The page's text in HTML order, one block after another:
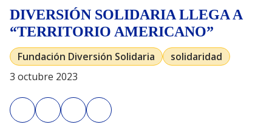
DIVERSIÓN SOLIDARIA LLEGA A
“TERRITORIO AMERICANO”
Fundación Diversión Solidaria
solidaridad
3 octubre 2023